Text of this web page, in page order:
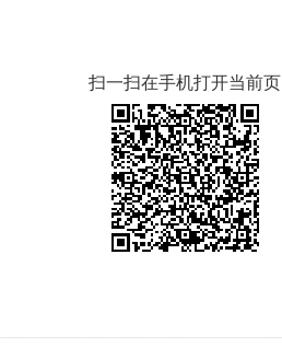
扫一扫在手机打开当前页